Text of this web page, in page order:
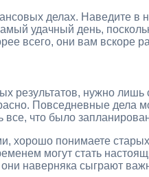
делах. Наведите в
удачный день,
всего, они вам вскоре
результатов, нужно
Повседневные дела
что было
хорошо понимаете
могут стать
наверняка сыграют